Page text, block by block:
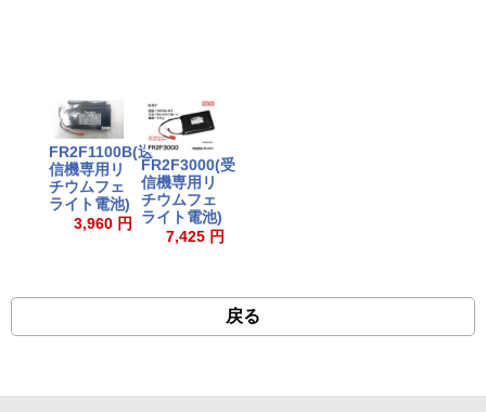
FR2F1100B(送
信機専用リ
チウムフェ
ライト電池)
3,960 円
FR2F3000(受
信機専用リ
チウムフェ
ライト電池)
7,425 円
戻る